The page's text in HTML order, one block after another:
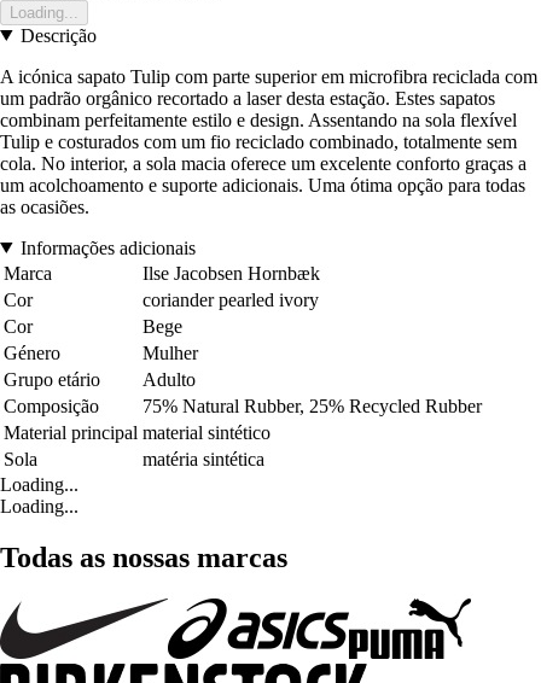
Loading...
Descrição
A icónica sapato Tulip com parte superior em microfibra reciclada com
um padrão orgânico recortado a laser desta estação. Estes sapatos
combinam perfeitamente estilo e design. Assentando na sola flexível
Tulip e costurados com um fio reciclado combinado, totalmente sem
cola. No interior, a sola macia oferece um excelente conforto graças a
um acolchoamento e suporte adicionais. Uma ótima opção para todas
as ocasiões.
Informações adicionais
Marca
Ilse Jacobsen Hornbæk
Cor
coriander pearled ivory
Cor
Bege
Género
Mulher
Grupo etário
Adulto
Composição
75% Natural Rubber, 25% Recycled Rubber
Material principal material sintético
Sola
matéria sintética
Loading...
Loading...
Todas as nossas marcas